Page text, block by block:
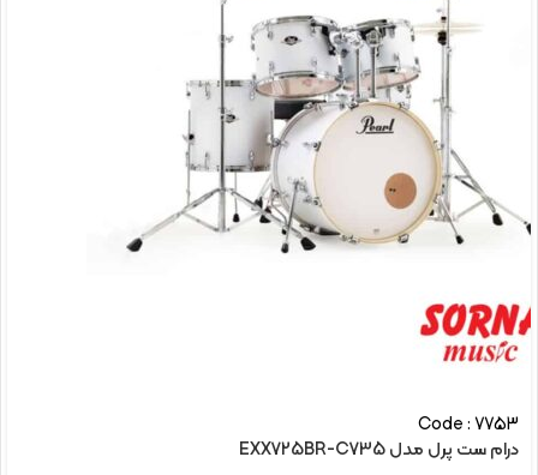
Code : 7753
درام ست پرل مدل EXX725BR-C735